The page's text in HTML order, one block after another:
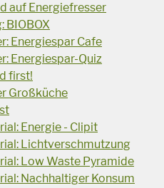
auf Energiefresser
BIOBOX
Energiespar Cafe
Energiespar-Quiz
first!
Großküche
Energie - Clipit
Lichtverschmutzung
Low Waste Pyramide
Nachhaltiger Konsum